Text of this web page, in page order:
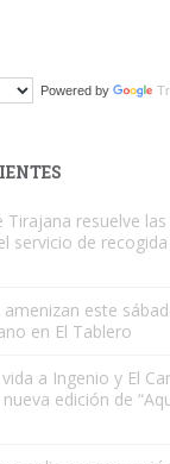
a llevar a Los Gatos
en la calle hace
cari...
Powered by
resuelve las
servicio de
este
en El Tablero
a Ingenio y El
edición de